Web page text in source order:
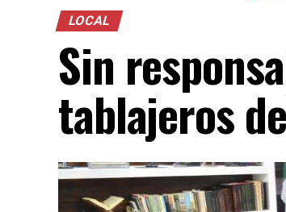
LOCAL
Sin
tablajeros